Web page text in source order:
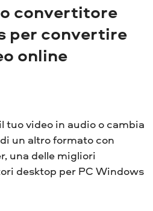
convertitore
per convertire
online
tuo video in audio o cambia
un altro formato con
una delle migliori
desktop per PC Windows